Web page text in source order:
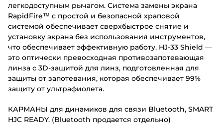
легкодоступным рычагом. Система замены экрана
RapidFire™ с простой и безопасной храповой
системой обеспечивает сверхбыстрое снятие и
установку экрана без использования инструментов,
что обеспечивает эффективную работу. HJ-33 Shield —
это оптически превосходная противозапотевающая
линза с 3D-защитой для линз, подготовленная для
защиты от запотевания, которая обеспечивает 99%
защиту от ультрафиолета.
КАРМАНЫ для динамиков для связи Bluetooth, SMART
HJC READY. (Bluetooth продается отдельно)